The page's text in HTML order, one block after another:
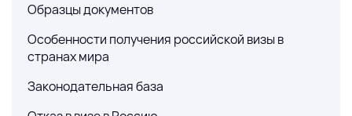
Образцы документов
Особенности получения российской визы в
странах мира
Законодательная база